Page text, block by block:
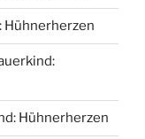
Hühnerherzen
Hühnerherzen